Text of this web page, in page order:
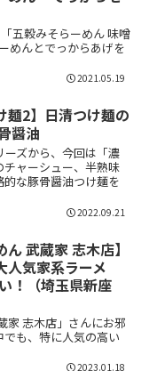
五穀みそらーめん 味噌
めんとでっからあげを
2021.05.19
麺2】日清つけ麺の
醤油
ズから、今回は「濃
ャーシュー、半熟味
な豚骨醤油つけ麺を
2022.09.21
ん 武蔵家 志木店】
人気家系ラーメ
！（埼玉県新座
家 志木店」さんにお邪
も、特に人気の高い
2023.01.18